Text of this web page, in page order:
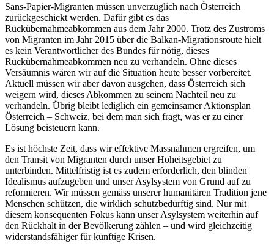
Sans-Papier-Migranten müssen unverzüglich nach Österreich
zurückgeschickt werden. Dafür gibt es das
Rückübernahmeabkommen aus dem Jahr 2000. Trotz des Zustroms
von Migranten im Jahr 2015 über die Balkan-Migrationsroute hielt
es kein Verantwortlicher des Bundes für nötig, dieses
Rückübernahmeabkommen neu zu verhandeln. Ohne dieses
Versäumnis wären wir auf die Situation heute besser vorbereitet.
Aktuell müssen wir aber davon ausgehen, dass Österreich sich
weigern wird, dieses Abkommen zu seinem Nachteil neu zu
verhandeln. Übrig bleibt lediglich ein gemeinsamer Aktionsplan
Österreich – Schweiz, bei dem man sich fragt, was er zu einer
Lösung beisteuern kann.
Es ist höchste Zeit, dass wir effektive Massnahmen ergreifen, um
den Transit von Migranten durch unser Hoheitsgebiet zu
unterbinden. Mittelfristig ist es zudem erforderlich, den blinden
Idealismus aufzugeben und unser Asylsystem von Grund auf zu
reformieren. Wir müssen gemäss unserer humanitären Tradition jene
Menschen schützen, die wirklich schutzbedürftig sind. Nur mit
diesem konsequenten Fokus kann unser Asylsystem weiterhin auf
den Rückhalt in der Bevölkerung zählen – und wird gleichzeitig
widerstandsfähiger für künftige Krisen.